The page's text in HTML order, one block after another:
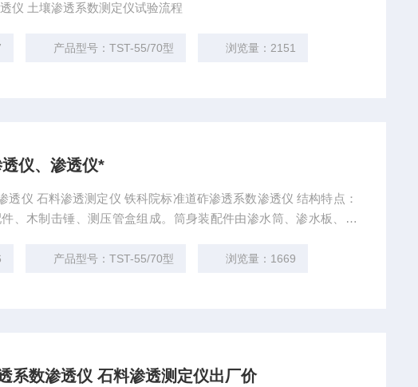
仪 土壤渗透系数测定仪试验流程
产品型号：TST-55/70型 浏览量：2151
仪、渗透仪*
仪 结构特点：
产品型号：TST-55/70型 浏览量：1669
系数渗透仪 石料渗透测定仪出厂价